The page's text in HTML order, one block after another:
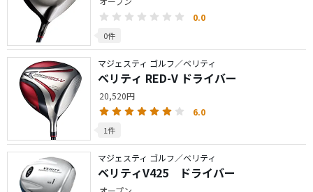
0.0
0件
マジェスティ ゴルフ／ベリティ
ベリティ RED-V ドライバー
20,520円
6.0
1件
マジェスティ ゴルフ／ベリティ
ベリティV425 ドライバー